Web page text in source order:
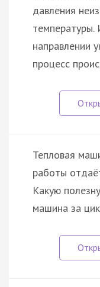
давления
температуры.
направлении
процесс
Тепловая
работы
Какую
машина за